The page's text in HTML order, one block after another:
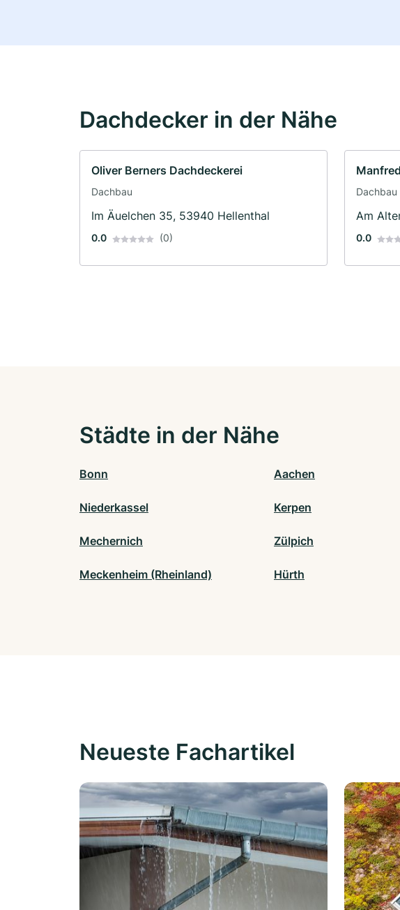
Dachdecker in der Nähe
Oliver Berners Dachdeckerei
Dachbau
Im Äuelchen 35, 53940 Hellenthal
0.0 (0)
Dachbau
Am
0.0
Städte in der Nähe
Bonn Aachen
Niederkassel Kerpen
Mechernich Zülpich
Meckenheim (Rheinland) Hürth
Neueste Fachartikel